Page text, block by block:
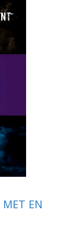
MET EN